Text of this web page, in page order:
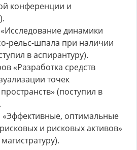
конференции и
динамики
рельс-шпала при наличии
в аспирантуру).
«Разработка средств
точек
(поступил в
«Эффективные, оптимальные
и рисковых активов»